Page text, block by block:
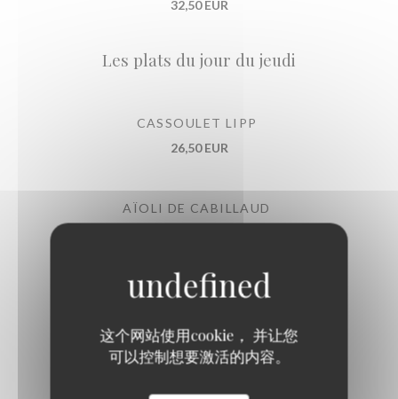
这个网站使用cookie， 并让您
可以控制想要激活的内容。
32,50 EUR
Les plats du jour du jeudi
CASSOULET LIPP
26,50 EUR
AÏOLI DE CABILLAUD